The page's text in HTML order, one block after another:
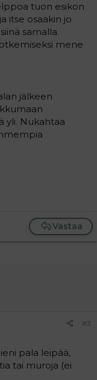
tuon esikon
itse osaakin jo
samalla.
mene
jälkeen
yli. Nukahtaa
Vastaa
#3
pala leipää,
tai muroja (ei